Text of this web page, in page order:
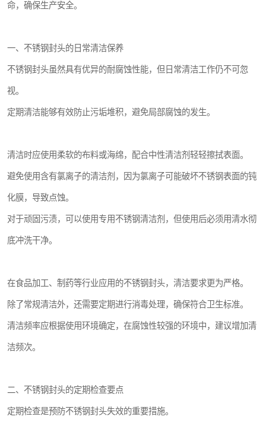
命，确保生产安全。
一、不锈钢封头的日常清洁保养
不锈钢封头虽然具有优异的耐腐蚀性能，但日常清洁工作仍不可忽
视。
定期清洁能够有效防止污垢堆积，避免局部腐蚀的发生。
清洁时应使用柔软的布料或海绵，配合中性清洁剂轻轻擦拭表面。
避免使用含有氯离子的清洁剂，因为氯离子可能破坏不锈钢表面的钝
化膜，导致点蚀。
对于顽固污渍，可以使用专用不锈钢清洁剂，但使用后必须用清水彻
底冲洗干净。
在食品加工、制药等行业应用的不锈钢封头，清洁要求更为严格。
除了常规清洁外，还需要定期进行消毒处理，确保符合卫生标准。
清洁频率应根据使用环境确定，在腐蚀性较强的环境中，建议增加清
洁频次。
二、不锈钢封头的定期检查要点
定期检查是预防不锈钢封头失效的重要措施。